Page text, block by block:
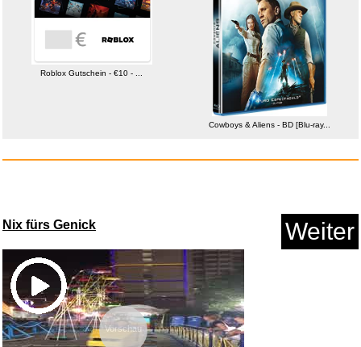
Anzeige
Roblox Gutschein - €10 - ...
Cowboys & Aliens - BD [Blu-ray...
Nix fürs Genick Weiter
Vorschau